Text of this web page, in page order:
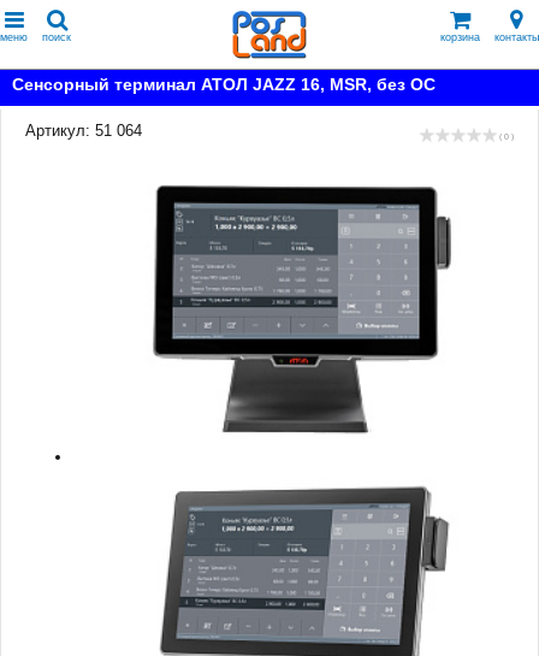
меню поиск корзина контакты
Сенсорный терминал АТОЛ JAZZ 16, MSR, без ОС
Артикул: 51 064 ( 0 )